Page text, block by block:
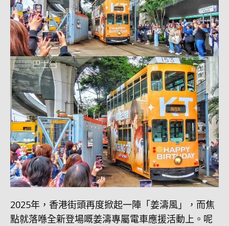
2025年，香港街頭再度掀起一陣「姜濤風」，而焦
點就落喺全新登場嘅姜濤專屬電車應援活動上。呢